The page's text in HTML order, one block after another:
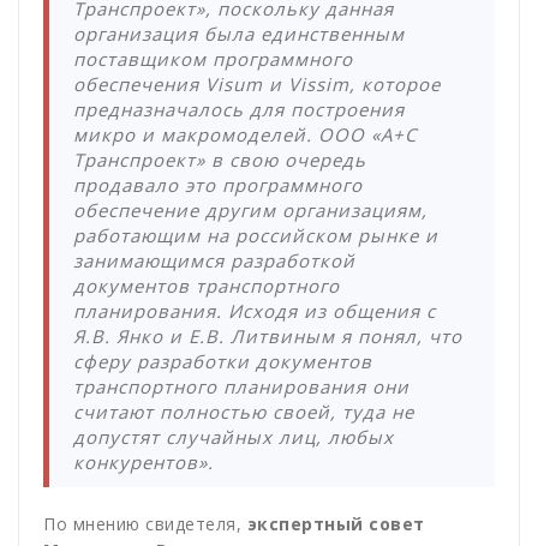
Транспроект», поскольку данная
организация была единственным
поставщиком программного
обеспечения Visum и Vissim, которое
предназначалось для построения
микро и макромоделей. ООО «А+С
Транспроект» в свою очередь
продавало это программного
обеспечение другим организациям,
работающим на российском рынке и
занимающимся разработкой
документов транспортного
планирования. Исходя из общения с
Я.В. Янко и Е.В. Литвиным я понял, что
сферу разработки документов
транспортного планирования они
считают полностью своей, туда не
допустят случайных лиц, любых
конкурентов».
По мнению свидетеля, экспертный совет